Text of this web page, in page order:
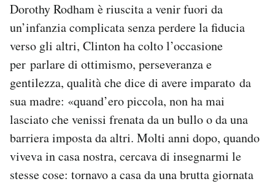
Dorothy Rodham è riuscita a venir fuori da
un’infanzia complicata senza perdere la fiducia
verso gli altri, Clinton ha colto l’occasione
per parlare di ottimismo, perseveranza e
gentilezza, qualità che dice di avere imparato da
sua madre: «quand’ero piccola, non ha mai
lasciato che venissi frenata da un bullo o da una
barriera imposta da altri. Molti anni dopo, quando
viveva in casa nostra, cercava di insegnarmi le
stesse cose: tornavo a casa da una brutta giornata